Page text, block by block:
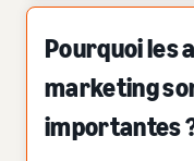
Pourquoi les
marketing
importantes